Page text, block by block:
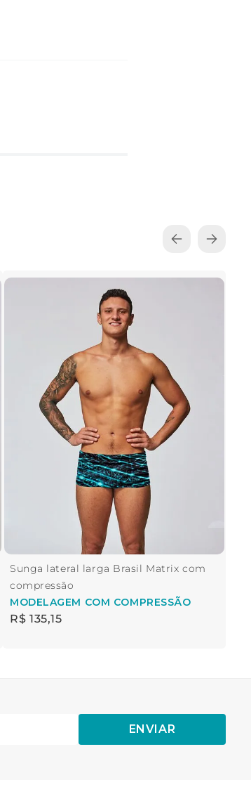
Sunga lateral larga Brasil Matrix com
compressão
MODELAGEM COM COMPRESSÃO
R$ 135,15
ENVIAR